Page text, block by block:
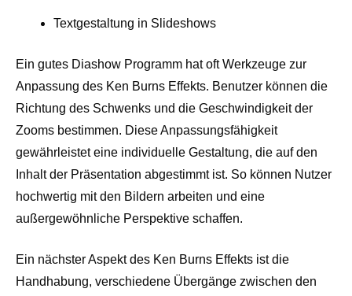
Textgestaltung in Slideshows
Ein gutes Diashow Programm hat oft Werkzeuge zur
Anpassung des Ken Burns Effekts. Benutzer können die
Richtung des Schwenks und die Geschwindigkeit der
Zooms bestimmen. Diese Anpassungsfähigkeit
gewährleistet eine individuelle Gestaltung, die auf den
Inhalt der Präsentation abgestimmt ist. So können Nutzer
hochwertig mit den Bildern arbeiten und eine
außergewöhnliche Perspektive schaffen.
Ein nächster Aspekt des Ken Burns Effekts ist die
Handhabung, verschiedene Übergänge zwischen den